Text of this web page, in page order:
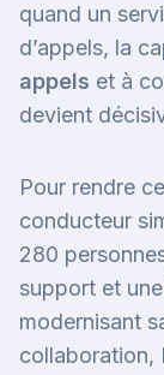
quand un
d’appels, la
appels et à
devient
Pour rendre
conducteur
280
support et
modernisant
collaboration,